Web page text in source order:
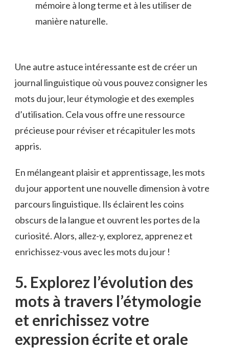
mémoire‍ à long terme et à ‍les‍ utiliser de
manière naturelle.
Une autre ⁤astuce intéressante est de créer un
journal‌ linguistique où vous ‌pouvez consigner les‌
mots ⁢du jour, leur étymologie ​et des exemples
d’utilisation. Cela vous offre une ressource
précieuse pour réviser et ⁤récapituler les mots
appris.
En mélangeant plaisir et ​apprentissage, les mots
du jour apportent ‌une nouvelle dimension à votre
parcours linguistique. Ils éclairent les coins
obscurs de‍ la langue et‍ ouvrent​ les portes de la
curiosité. Alors,​ allez-y, ⁣explorez, ⁣apprenez et
enrichissez-vous avec les mots du jour !
5. Explorez​ l’évolution des
mots⁤ à ‍travers⁢ l’étymologie
et enrichissez votre
expression ‍écrite et orale